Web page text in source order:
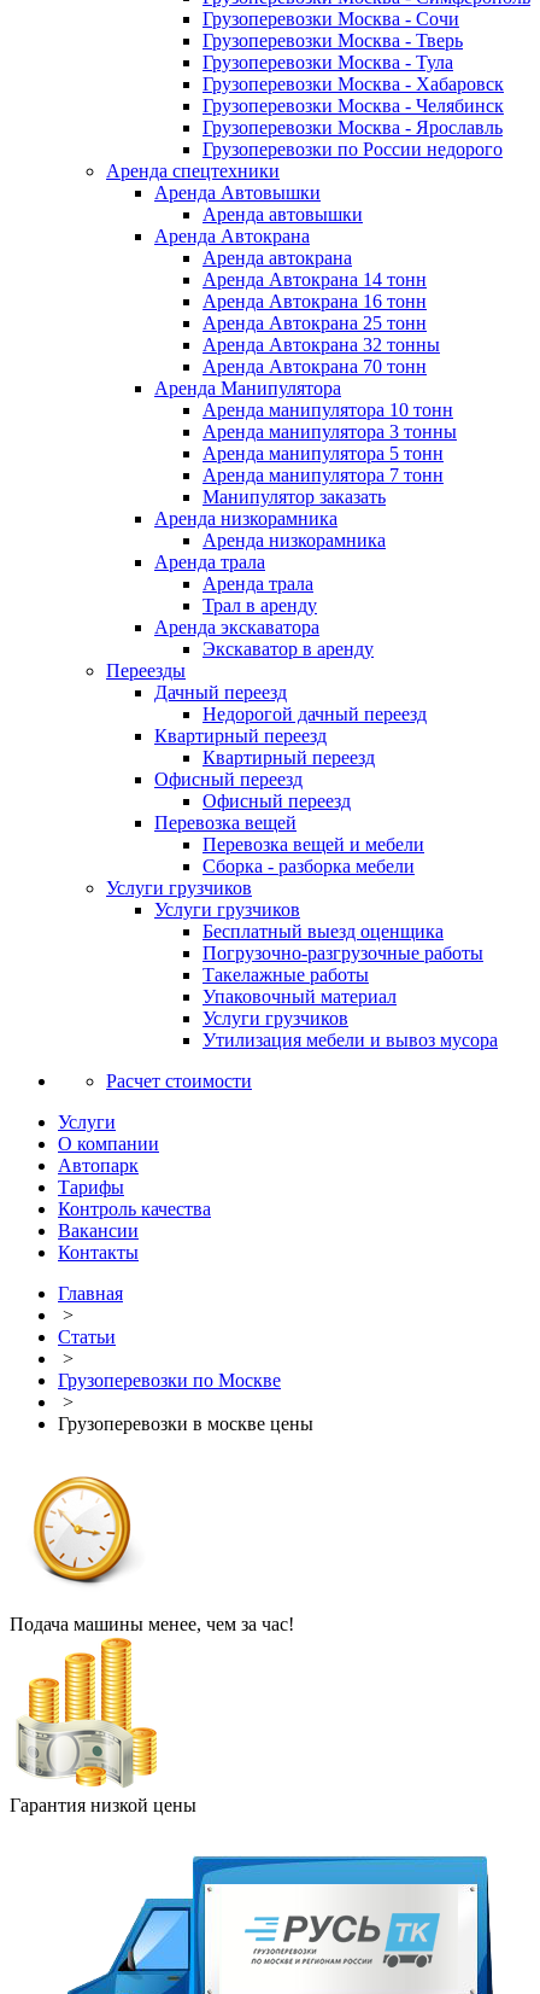
Грузоперевозки Москва - Сочи
Грузоперевозки Москва - Тверь
Грузоперевозки Москва - Тула
Грузоперевозки Москва - Хабаровск
Грузоперевозки Москва - Челябинск
Грузоперевозки Москва - Ярославль
Грузоперевозки по России недорого
Аренда спецтехники
Аренда Автовышки
Аренда автовышки
Аренда Автокрана
Аренда автокрана
Аренда Автокрана 14 тонн
Аренда Автокрана 16 тонн
Аренда Автокрана 25 тонн
Аренда Автокрана 32 тонны
Аренда Автокрана 70 тонн
Аренда Манипулятора
Аренда манипулятора 10 тонн
Аренда манипулятора 3 тонны
Аренда манипулятора 5 тонн
Аренда манипулятора 7 тонн
Манипулятор заказать
Аренда низкорамника
Аренда низкорамника
Аренда трала
Аренда трала
Трал в аренду
Аренда экскаватора
Экскаватор в аренду
Переезды
Дачный переезд
Недорогой дачный переезд
Квартирный переезд
Квартирный переезд
Офисный переезд
Офисный переезд
Перевозка вещей
Перевозка вещей и мебели
Сборка - разборка мебели
Услуги грузчиков
Услуги грузчиков
Бесплатный выезд оценщика
Погрузочно-разгрузочные работы
Такелажные работы
Упаковочный материал
Услуги грузчиков
Утилизация мебели и вывоз мусора
Расчет стоимости
Услуги
О компании
Автопарк
Тарифы
Контроль качества
Вакансии
Контакты
Главная
>
Статьи
>
Грузоперевозки по Москве
>
Грузоперевозки в москве цены
Подача машины менее, чем за час!
Гарантия низкой цены